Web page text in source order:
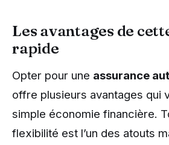
Les avantages de
rapide
Opter pour une assurance
offre plusieurs avantages qui
simple économie financière.
flexibilité est l’un des atouts